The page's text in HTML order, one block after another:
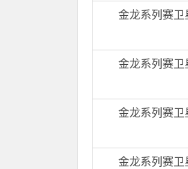
金龙系列赛卫
金龙系列赛卫
金龙系列赛卫
金龙系列赛卫